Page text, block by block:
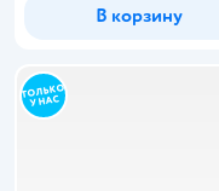
В корзину